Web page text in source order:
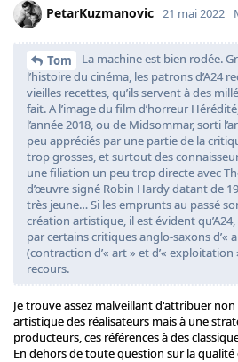
PetarKuzmanovic 21 mai 2022
Tom
La machine est bien rodée.
l’histoire du cinéma, les patrons d’A24
vieilles recettes, qu’ils servent à des
fait. A l’image du film d’horreur
l’année 2018, ou de Midsommar, sorti
peu appréciés par une partie de la
trop grosses, et surtout des
une filiation un peu trop directe avec
d’œuvre signé Robin Hardy datant de
très jeune… Si les emprunts au passé
création artistique, il est évident
par certains critiques anglo-saxons d’«
(contraction d’« art » et d’«
recours.
Je trouve assez malveillant d'attribuer
artistique des réalisateurs mais à une
producteurs, ces références à des
En dehors de toute question sur la qualité